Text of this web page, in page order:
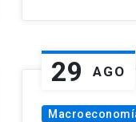
29 AGO